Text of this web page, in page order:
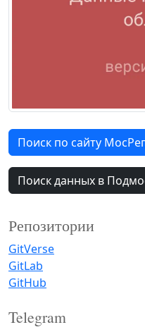
Поиск по сайту
Поиск данных в
Репозитории
GitVerse
GitLab
GitHub
Telegram